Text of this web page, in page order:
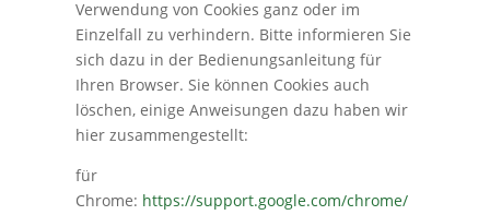
Verwendung von Cookies ganz oder im
Einzelfall zu verhindern. Bitte informieren Sie
sich dazu in der Bedienungsanleitung für
Ihren Browser. Sie können Cookies auch
löschen, einige Anweisungen dazu haben wir
hier zusammengestellt:
für
Chrome: https://support.google.com/chrome/